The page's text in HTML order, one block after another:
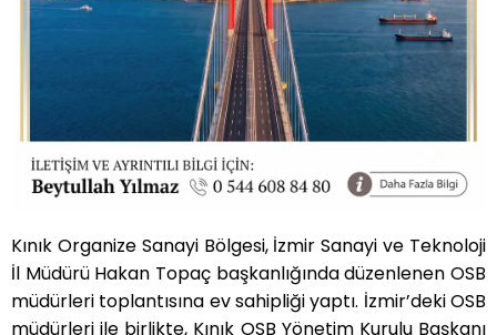
Kınık Organize Sanayi Bölgesi, İzmir Sanayi ve Teknoloji
İl Müdürü Hakan Topaç başkanlığında düzenlenen OSB
müdürleri toplantısına ev sahipliği yaptı. İzmir’deki OSB
müdürleri ile birlikte, Kınık OSB Yönetim Kurulu Başkanı